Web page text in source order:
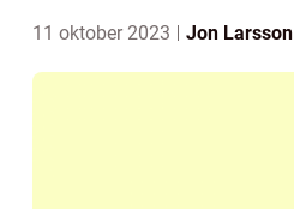
11 oktober 2023 Jon Larsson